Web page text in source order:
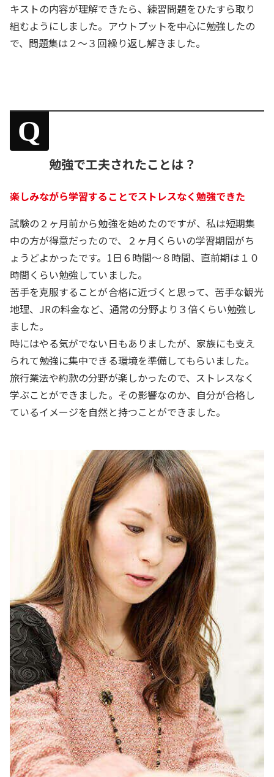
キストの内容が理解できたら、練習問題をひたすら取り
組むようにしました。アウトプットを中心に勉強したの
で、問題集は２～３回繰り返し解きました。
Q
勉強で工夫されたことは？
楽しみながら学習することでストレスなく勉強できた
試験の２ヶ月前から勉強を始めたのですが、私は短期集
中の方が得意だったので、２ヶ月くらいの学習期間がち
ょうどよかったです。1日６時間～８時間、直前期は１０
時間くらい勉強していました。
苦手を克服することが合格に近づくと思って、苦手な観光
地理、JRの料金など、通常の分野より３倍くらい勉強し
ました。
時にはやる気がでない日もありましたが、家族にも支え
られて勉強に集中できる環境を準備してもらいました。
旅行業法や約款の分野が楽しかったので、ストレスなく
学ぶことができました。その影響なのか、自分が合格し
ているイメージを自然と持つことができました。